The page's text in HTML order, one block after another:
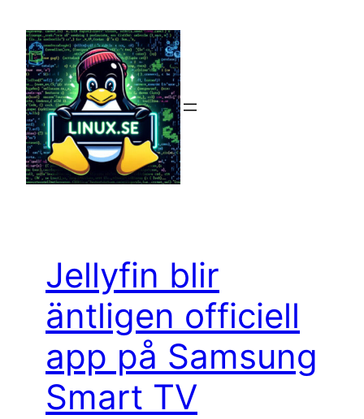
innehåll
Jellyfin blir
äntligen officiell
app på Samsung
Smart TV